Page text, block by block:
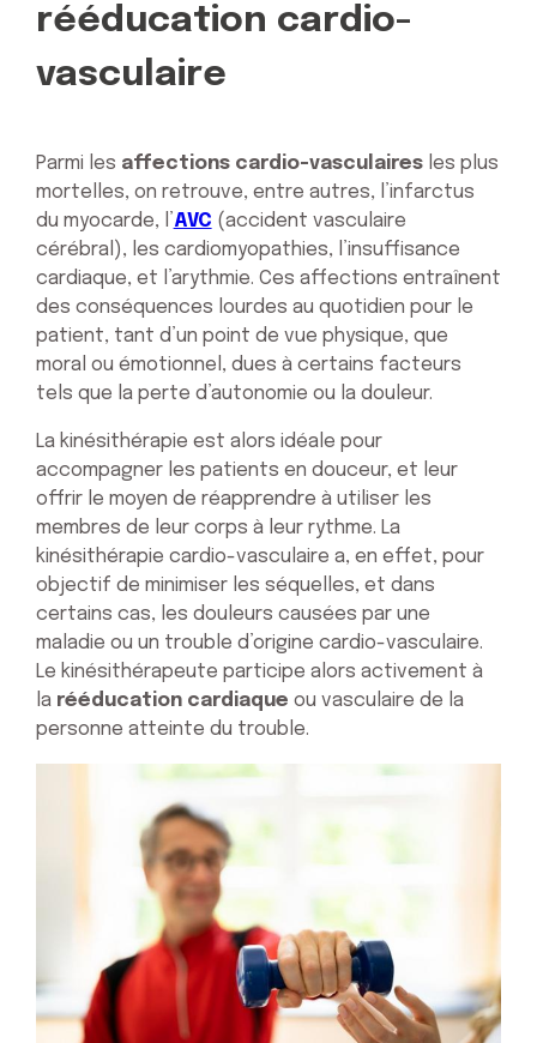
rééducation cardio-
vasculaire
Parmi les affections cardio-vasculairesles plus
mortelles, on retrouve, entre autres, l’infarctus
du myocarde, l’AVC (accident vasculaire
cérébral), les cardiomyopathies, l’insuffisance
cardiaque, et l’arythmie. Ces affections entraînent
des conséquences lourdes au quotidien pour le
patient, tant d’un point de vue physique, que
moral ou émotionnel, dues à certains facteurs
tels que la perte d’autonomie ou la douleur.
La kinésithérapie est alors idéale pour
accompagner les patients en douceur, et leur
offrir le moyen de réapprendre à utiliser les
membres de leur corps à leur rythme. La
kinésithérapie cardio-vasculaire a, en effet, pour
objectif de minimiser les séquelles, et dans
certains cas, les douleurs causées par une
maladie ou un trouble d’origine cardio-vasculaire.
Le kinésithérapeute participe alors activement à
la rééducation cardiaque ou vasculaire de la
personne atteinte du trouble.